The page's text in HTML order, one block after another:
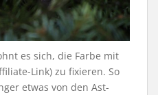
es sich, die Farbe mit
Link) zu fixieren. So
etwas von den Ast-